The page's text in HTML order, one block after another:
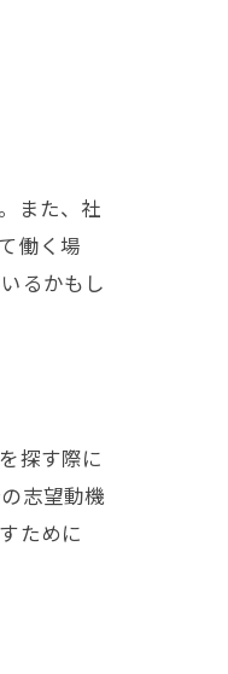
また、社
働く場
るかもし
探す際に
志望動機
ために